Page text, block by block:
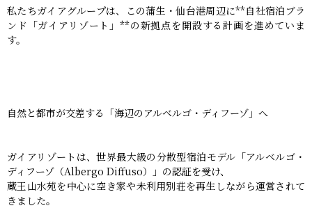
私たちガイアグループは、この蒲生・仙台港周辺に**自社宿泊ブラ
ンド「ガイアリゾート」**の新拠点を開設する計画を進めていま
す。
自然と都市が交差する「海辺のアルベルゴ・ディフーゾ」へ
ガイアリゾートは、世界最大級の分散型宿泊モデル「アルベルゴ・
ディフーゾ（Albergo Diffuso）」の認証を受け、
蔵王山水苑を中心に空き家や未利用別荘を再生しながら運営されて
きました。